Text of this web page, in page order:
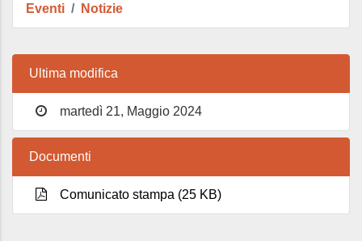
Eventi Notizie
Ultima modifica
martedì 21, Maggio 2024
Documenti
Comunicato stampa (25 KB)